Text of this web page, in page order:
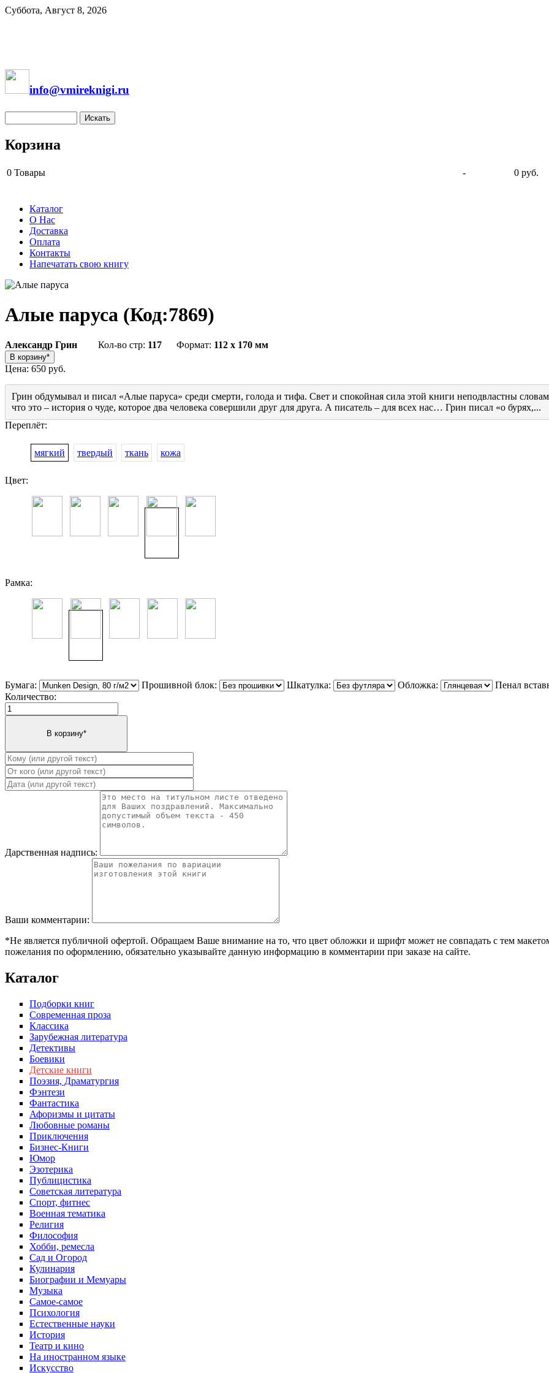
Суббота, Август 8, 2026
info@vmireknigi.ru
Корзина
0 Товары - 0 руб.
Каталог
О Нас
Доставка
Оплата
Контакты
Напечатать свою книгу
Алые паруса (Код:7869)
Александр Грин Кол-во стр: 117 Формат: 112 x 170 мм
Цена: 650 руб.
Грин обдумывал и писал «Алые паруса» среди смерти, голода и тифа. Свет и спокойная сила этой книги неподвластны
что это – история о чуде, которое два человека совершили друг для друга. А писатель – для всех нас… Грин писал «о бурях,...
Переплёт:
мягкий твердый ткань кожа
Цвет:
Рамка:
Бумага: Прошивной блок: Шкатулка: Обложка:
Пенал
Количество:
Дарственная надпись:
Ваши комментарии:
*Не является публичной офертой. Обращаем Ваше внимание на то, что цвет обложки и шрифт может не совпадать с тем
пожелания по оформлению, обязательно указывайте данную информацию в комментарии при заказе на сайте.
Каталог
Подборки книг
Современная проза
Классика
Зарубежная литература
Детективы
Боевики
Детские книги
Поэзия, Драматургия
Фэнтези
Фантастика
Афоризмы и цитаты
Любовные романы
Приключения
Бизнес-Книги
Юмор
Эзотерика
Публицистика
Советская литература
Спорт, фитнес
Военная тематика
Религия
Философия
Хобби, ремесла
Сад и Огород
Кулинария
Биографии и Мемуары
Музыка
Самое-самое
Психология
Естественные науки
История
Театр и кино
На иностранном языке
Искусство